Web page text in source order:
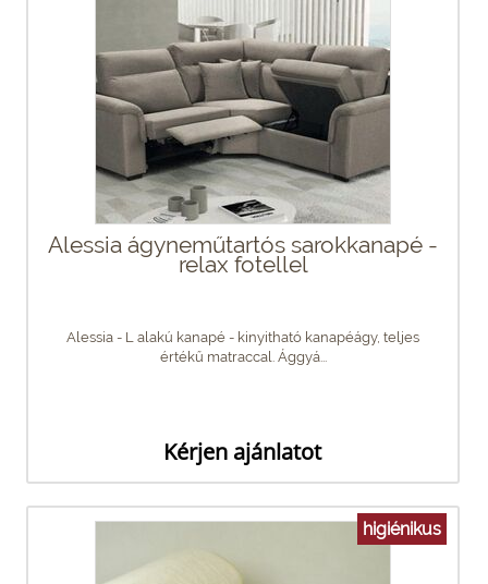
Alessia ágyneműtartós sarokkanapé -
relax fotellel
Alessia - L alakú kanapé - kinyitható kanapéágy, teljes
értékű matraccal. Ággyá...
Kérjen ajánlatot
higiénikus